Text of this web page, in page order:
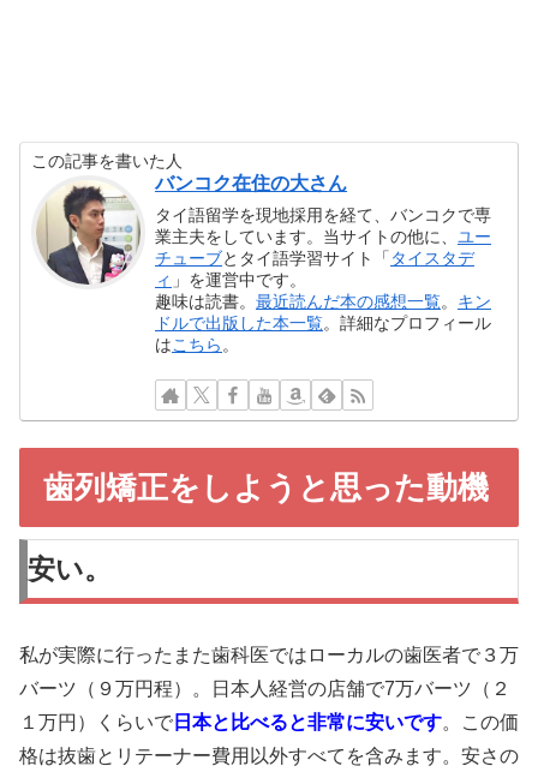
この記事を書いた人
バンコク在住の大さん
タイ語留学を現地採用を経て、バンコクで専
業主夫をしています。当サイトの他に、 ユー
チューブとタイ語学習サイト「タイスタデ
ィ 」を運営中です。
趣味は読書。最近読んだ本の感想一覧。 キン
ドルで出版した本一覧。詳細なプロフィール
はこちら 。
歯列矯正をしようと思った動機
安い。
私が実際に行ったまた歯科医ではローカルの歯医者で３万
バーツ（９万円程）。日本人経営の店舗で7万バーツ（２
１万円）くらいで 日本と比べると非常に安いです。この価
格は抜歯とリテーナー費用以外すべてを含みます。安さの